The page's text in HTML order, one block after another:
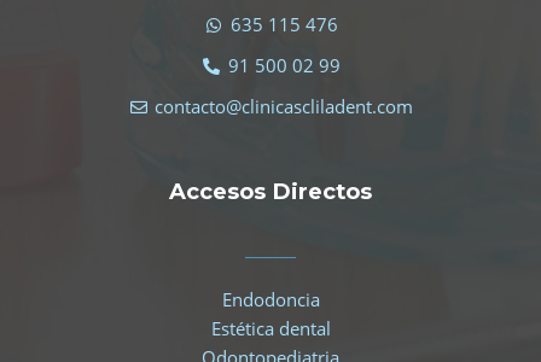
635 115 476
91 500 02 99
contacto@clinicascliladent.com
Accesos Directos
Endodoncia
Estética dental
Odontopediatria